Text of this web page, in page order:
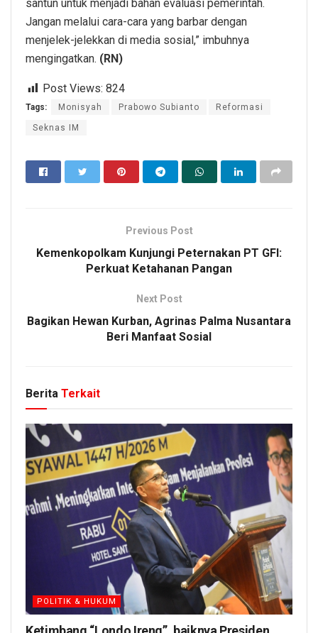
santun untuk menjadi bahan evaluasi pemerintah.
Jangan melalui cara-cara yang barbar dengan
menjelek-jelekkan di media sosial,” imbuhnya
mengingatkan. (RN)
Post Views: 824
Tags: Monisyah Prabowo Subianto Reformasi
Seknas IM
Previous Post
Kemenkopolkam Kunjungi Peternakan PT GFI:
Perkuat Ketahanan Pangan
Next Post
Bagikan Hewan Kurban, Agrinas Palma Nusantara
Beri Manfaat Sosial
Berita Terkait
POLITIK & HUKUM